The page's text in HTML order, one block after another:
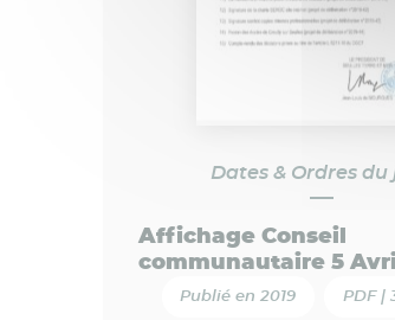
Dates & Ordres du
Affichage Conseil
communautaire 5
Publié en 2019 PDF |